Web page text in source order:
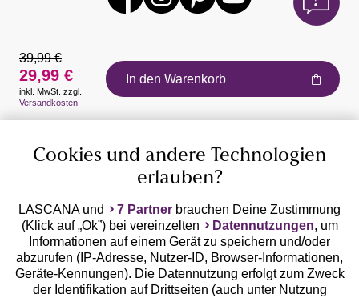
Auszeichnungen
Geprüfte Sicherheit
39,99 €
29,99 €
inkl. MwSt. zzgl.
Versandkosten
In den Warenkorb
Cookies und andere Technologien
erlauben?
LASCANA und 7 Partner brauchen Deine Zustimmung
(Klick auf „Ok”) bei vereinzelten
Datennutzungen, um
Informationen auf einem Gerät zu speichern und/oder
abzurufen (IP-Adresse, Nutzer-ID, Browser-Informationen,
Geräte-Kennungen). Die Datennutzung erfolgt zum Zweck
der Identifikation auf Drittseiten (auch unter Nutzung